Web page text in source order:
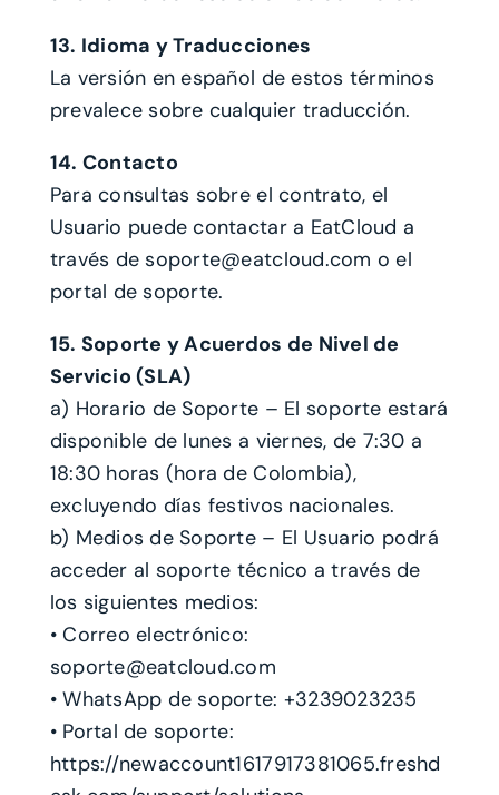
13. Idioma y Traducciones
La versión en español de estos términos
prevalece sobre cualquier traducción.
14. Contacto
Para consultas sobre el contrato, el
Usuario puede contactar a EatCloud a
través de soporte@eatcloud.com o el
portal de soporte.
15. Soporte y Acuerdos de Nivel de
Servicio (SLA)
a) Horario de Soporte – El soporte estará
disponible de lunes a viernes, de 7:30 a
18:30 horas (hora de Colombia),
excluyendo días festivos nacionales.
b) Medios de Soporte – El Usuario podrá
acceder al soporte técnico a través de
los siguientes medios:
• Correo electrónico:
soporte@eatcloud.com
• WhatsApp de soporte: +3239023235
• Portal de soporte:
https://newaccount1617917381065.freshd